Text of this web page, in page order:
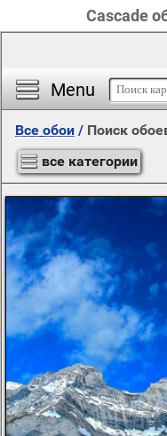
Cascade
Menu
Все обои / Поиск
все категории